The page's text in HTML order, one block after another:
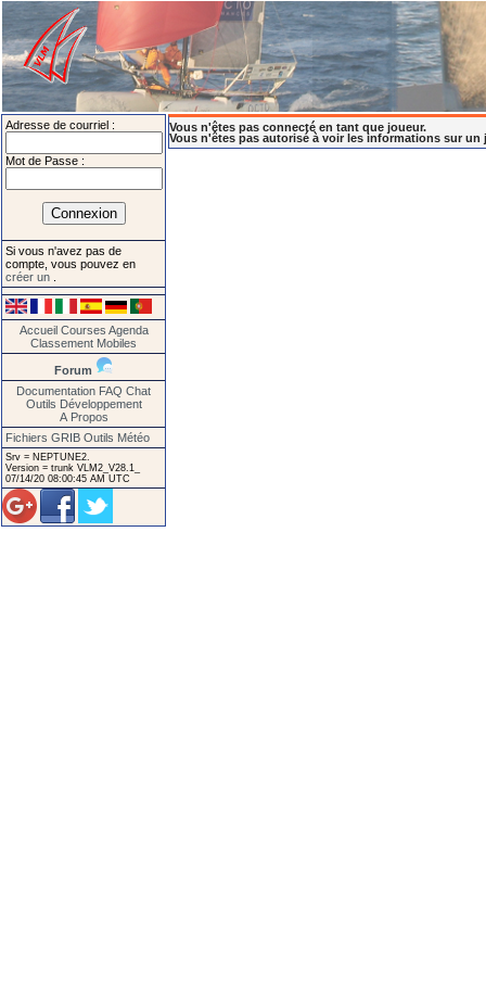
Adresse de courriel :
Mot de Passe :
Si vous n'avez pas de
compte, vous pouvez en
créer un
Accueil Courses Agenda
Classement Mobiles
Forum
Documentation FAQ Chat
Outils Développement
A Propos
Fichiers GRIB Outils Météo
Srv = NEPTUNE2.
Version = trunk VLM2_V28.1_
07/14/20 08:00:45 AM UTC
Vous n'êtes pas connecté en tant que joueur.
Vous n'êtes pas autorisé à voir les informations sur un